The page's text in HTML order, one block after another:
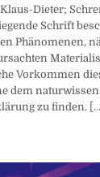
Dieter;
Schrift
Phänomenen,
Vorkommen
dem
zu finden.